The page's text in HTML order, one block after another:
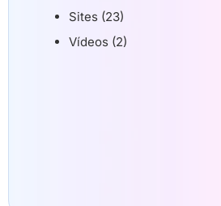
Sites (23)
Vídeos (2)